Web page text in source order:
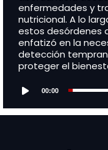
enfermedades y
nutricional. A lo
estos desórdenes
enfatizó en la
detección
proteger el
Audio
Player00:00